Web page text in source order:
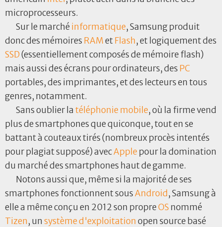
microprocesseurs.
Sur le marché informatique, Samsung produit
donc des mémoires RAMetFlash, et logiquement des
SSD(essentiellement composés de mémoire flash)
mais aussi des écrans pour ordinateurs, des PC
portables, des imprimantes, et des lecteurs en tous
genres, notamment.
Sans oublier latéléphonie mobile, où la firme vend
plus de smartphones que quiconque, tout en se
battant à couteaux tirés (nombreux procès intentés
pour plagiat supposé) avecApple pour la domination
du marché des smartphones haut de gamme.
Notons aussi que, même si la majorité de ses
smartphones fonctionnent sousAndroid , Samsung à
elle a même conçu en 2012 son propreOS nommé
Tizen, un système d'exploitationopen source basé